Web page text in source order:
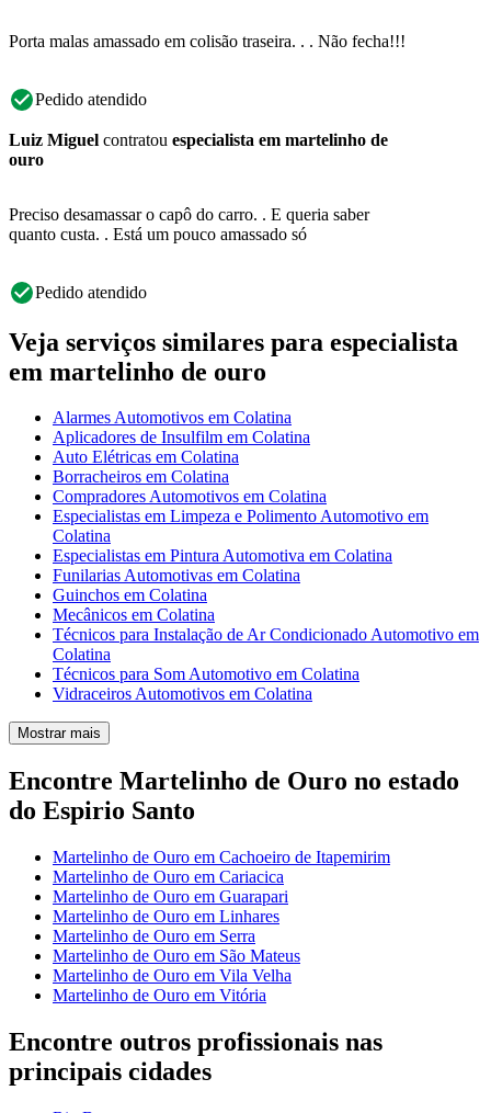
Porta malas amassado em colisão traseira. . . Não fecha!!!
Pedido atendido
Luiz Miguel contratou especialista em martelinho de
ouro
Preciso desamassar o capô do carro. . E queria saber
quanto custa. . Está um pouco amassado só
Pedido atendido
Veja serviços similares para especialista
em martelinho de ouro
Alarmes Automotivos em Colatina
Aplicadores de Insulfilm em Colatina
Auto Elétricas em Colatina
Borracheiros em Colatina
Compradores Automotivos em Colatina
Especialistas em Limpeza e Polimento Automotivo em
Colatina
Especialistas em Pintura Automotiva em Colatina
Funilarias Automotivas em Colatina
Guinchos em Colatina
Mecânicos em Colatina
Técnicos para Instalação de Ar Condicionado Automotivo em
Colatina
Técnicos para Som Automotivo em Colatina
Vidraceiros Automotivos em Colatina
Mostrar mais
Encontre Martelinho de Ouro no estado
do Espirio Santo
Martelinho de Ouro em Cachoeiro de Itapemirim
Martelinho de Ouro em Cariacica
Martelinho de Ouro em Guarapari
Martelinho de Ouro em Linhares
Martelinho de Ouro em Serra
Martelinho de Ouro em São Mateus
Martelinho de Ouro em Vila Velha
Martelinho de Ouro em Vitória
Encontre outros profissionais nas
principais cidades